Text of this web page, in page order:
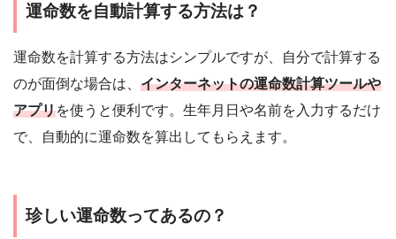
運命数を自動計算する方法は？
運命数を計算する方法はシンプルですが、自分で計算する
のが面倒な場合は、 インターネットの運命数計算ツールや
アプリを使うと便利です。生年月日や名前を入力するだけ
で、自動的に運命数を算出してもらえます。
珍しい運命数ってあるの？